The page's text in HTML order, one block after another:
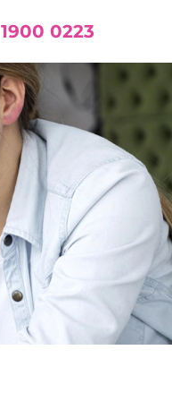
1900 0223